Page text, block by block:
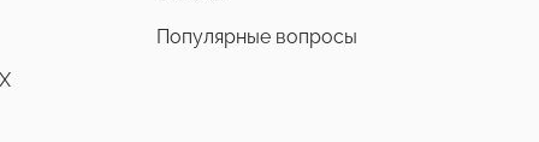
Популярные вопросы